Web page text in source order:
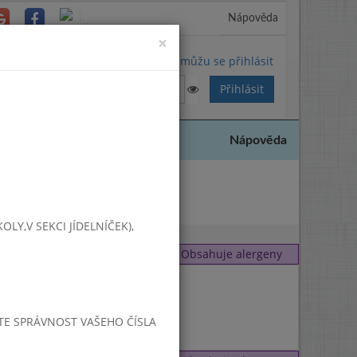
Nápověda
Nemůžu se přihlásit
Nápověda
Obsahuje alergeny
×
SEKCI JÍDELNÍČEK),
SPRÁVNOST VAŠEHO ČÍSLA